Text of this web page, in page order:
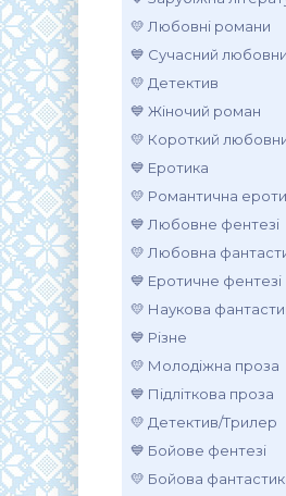
💛 Любовні романи
💙 Сучасний
💛 Детектив
💙 Жіночий роман
💛 Короткий
💙 Еротика
💛 Романтична
💙 Любовне фентезі
💛 Любовна
💙 Еротичне фентезі
💛 Наукова
💙 Різне
💛 Молодіжна проза
💙 Підліткова проза
💛 Детектив/Трилер
💙 Бойове фентезі
💛 Бойова